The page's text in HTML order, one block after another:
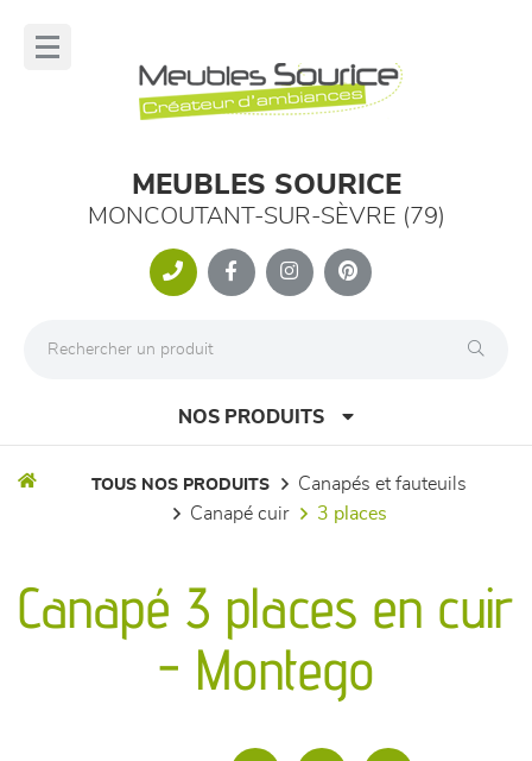
MEUBLES SOURICE
MONCOUTANT-SUR-SÈVRE (79)
NOS PRODUITS
séjours
meubles de complément
TOUS NOS PRODUITS
canapés et fauteuils
canapé cuir
3 places
Canapé 3 places en cuir
- Montego